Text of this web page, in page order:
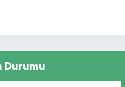
Durumu